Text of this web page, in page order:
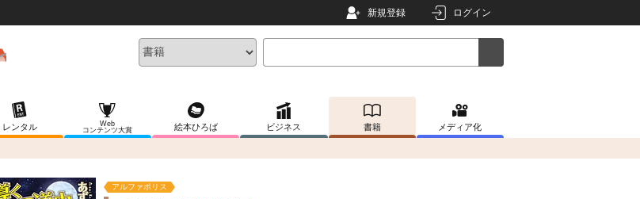
新規登録 ログイン
レンタル
Web
コンテンツ大賞
絵本ひろば ビジネス 書籍 メディア化
アルファポリス